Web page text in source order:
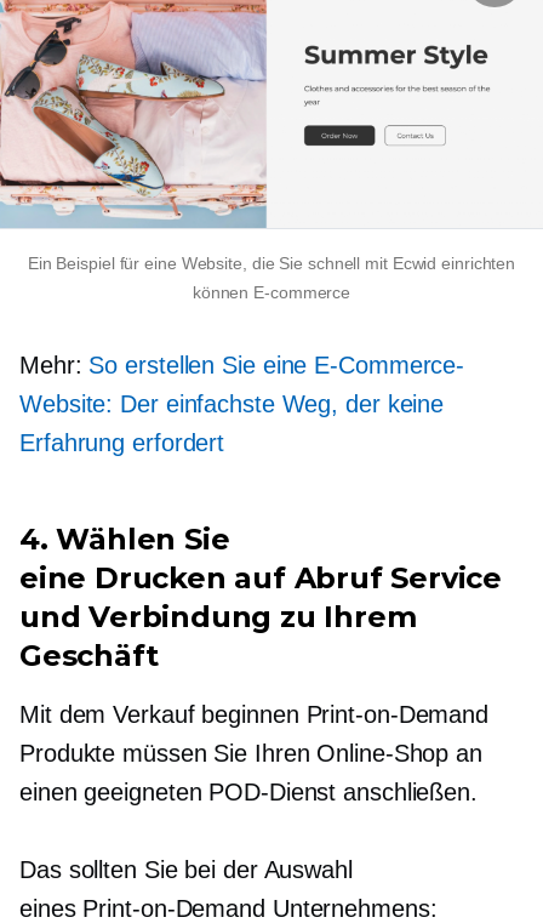
Ein Beispiel für eine Website, die Sie schnell mit Ecwid einrichten
können E-commerce
Mehr: So erstellen Sie eine E-Commerce-
Website: Der einfachste Weg, der keine
Erfahrung erfordert
4. Wählen Sie
eine Drucken auf AbrufService
und Verbindung zu Ihrem
Geschäft
Mit dem Verkauf beginnen Print-on-Demand
Produkte müssen Sie Ihren Online-Shop an
einen geeigneten POD-Dienst anschließen.
Das sollten Sie bei der Auswahl
eines Print-on-Demand Unternehmens: